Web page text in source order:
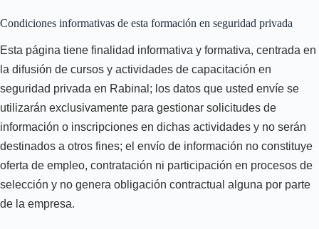
Condiciones informativas de esta formación en seguridad privada
Esta página tiene finalidad informativa y formativa, centrada en
la difusión de cursos y actividades de capacitación en
seguridad privada en Rabinal; los datos que usted envíe se
utilizarán exclusivamente para gestionar solicitudes de
información o inscripciones en dichas actividades y no serán
destinados a otros fines; el envío de información no constituye
oferta de empleo, contratación ni participación en procesos de
selección y no genera obligación contractual alguna por parte
de la empresa.